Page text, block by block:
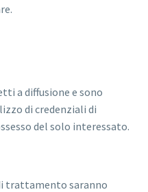
a diffusione e sono
di credenziali di
del solo interessato.
trattamento saranno